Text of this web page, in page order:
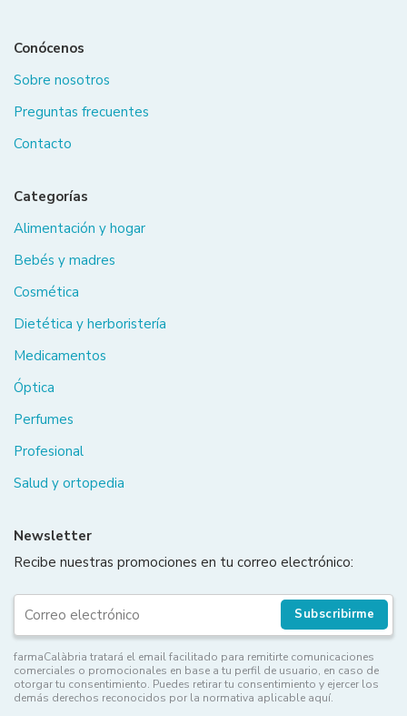
Conócenos
Sobre nosotros
Preguntas frecuentes
Contacto
Categorías
Alimentación y hogar
Bebés y madres
Cosmética
Dietética y herboristería
Medicamentos
Óptica
Perfumes
Profesional
Salud y ortopedia
Newsletter
Recibe nuestras promociones en tu correo electrónico:
Subscribirme
farmaCalàbria tratará el email facilitado para remitirte comunicaciones
comerciales o promocionales en base a tu perfil de usuario, en caso de
otorgar tu consentimiento. Puedes retirar tu consentimiento y ejercer los
demás derechos reconocidos por la normativa aplicable aquí.